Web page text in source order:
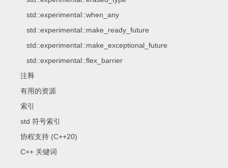
std::experimental::when_any
std::experimental::make_ready_future
std::experimental::make_exceptional_future
std::experimental::flex_barrier
注释
有用的资源
索引
std 符号索引
协程支持 (C++20)
C++ 关键词